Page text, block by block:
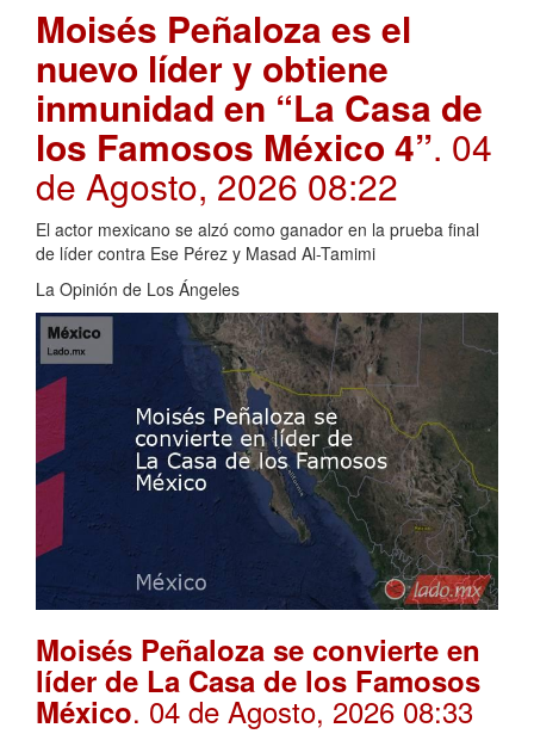
Moisés Peñaloza es el
nuevo líder y obtiene
inmunidad en “La Casa de
los Famosos México 4”. 04
de Agosto, 2026 08:22
El actor mexicano se alzó como ganador en la prueba final
de líder contra Ese Pérez y Masad Al-Tamimi
La Opinión de Los Ángeles
Moisés Peñaloza se convierte en
líder de La Casa de los Famosos
México. 04 de Agosto, 2026 08:33